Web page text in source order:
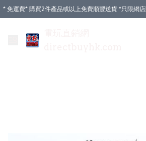
* 免運費* 購買2件產品或以上免費順豐送貨 *只限網